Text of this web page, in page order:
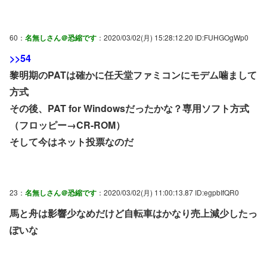
60： 名無しさん＠恐縮です ：2020/03/02(月) 15:28:12.20 ID:FUHGOgWp0
>>54
黎明期のPATは確かに任天堂ファミコンにモデム噛まして
方式
その後、PAT for Windowsだったかな？専用ソフト方式
（フロッピー→CR-ROM）
そして今はネット投票なのだ
23： 名無しさん＠恐縮です ：2020/03/02(月) 11:00:13.87 ID:egpbIfQR0
馬と舟は影響少なめだけど自転車はかなり売上減少したっ
ぽいな